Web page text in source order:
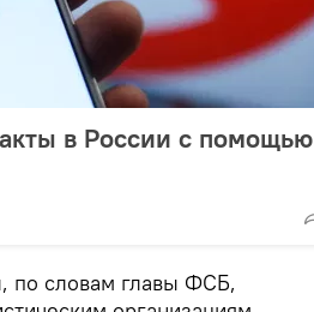
в России с помощью
по словам главы ФСБ,